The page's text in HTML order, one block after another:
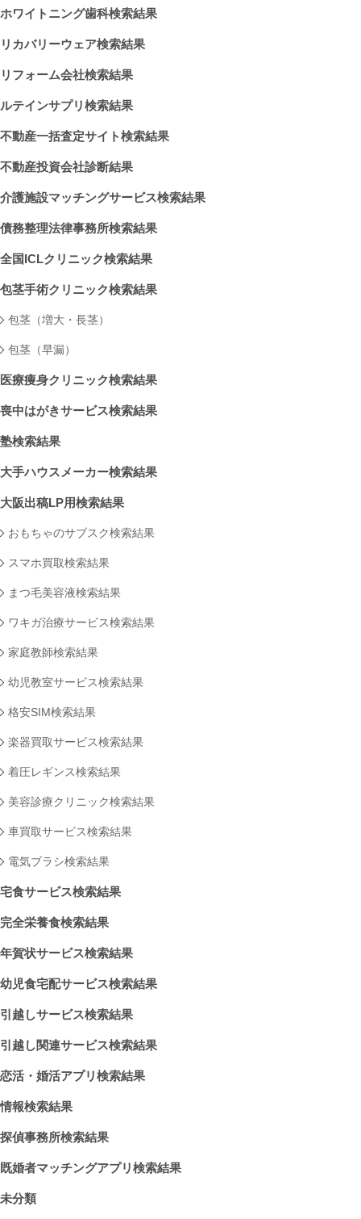
ホワイトニング歯科検索結果
リカバリーウェア検索結果
リフォーム会社検索結果
ルテインサプリ検索結果
不動産一括査定サイト検索結果
不動産投資会社診断結果
介護施設マッチングサービス検索結果
債務整理法律事務所検索結果
全国ICLクリニック検索結果
包茎手術クリニック検索結果
包茎（増大・長茎）
包茎（早漏）
医療痩身クリニック検索結果
喪中はがきサービス検索結果
塾検索結果
大手ハウスメーカー検索結果
大阪出稿LP用検索結果
おもちゃのサブスク検索結果
スマホ買取検索結果
まつ毛美容液検索結果
ワキガ治療サービス検索結果
家庭教師検索結果
幼児教室サービス検索結果
格安SIM検索結果
楽器買取サービス検索結果
着圧レギンス検索結果
美容診療クリニック検索結果
車買取サービス検索結果
電気ブラシ検索結果
宅食サービス検索結果
完全栄養食検索結果
年賀状サービス検索結果
幼児食宅配サービス検索結果
引越しサービス検索結果
引越し関連サービス検索結果
恋活・婚活アプリ検索結果
情報検索結果
探偵事務所検索結果
既婚者マッチングアプリ検索結果
未分類